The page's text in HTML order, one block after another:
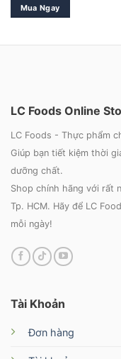
Mua Ngay
LC Foods Online
LC Foods - Thực phẩm
Giúp bạn tiết kiệm thời
dưỡng chất.
Shop chính hãng với rất
Tp. HCM. Hãy để LC
mỗi ngày!
Tài Khoản
Đơn hàng